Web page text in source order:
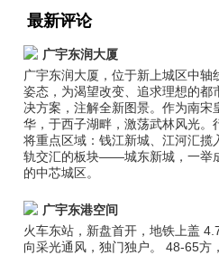
最新评论
广宇东润大厦
广宇东润大厦，位于新上城区中
姿态，为渴望改变、追求理想的都
决方案，注解全新图景。作为南宋
华，于西子湖畔，激荡武林风光。
将重点区域：钱江新城、江河汇揽
轨交汇的板块——城东新城，一举
的中芯城区。
广宇东港空间
火车东站，新盘首开，地铁上盖
向采光通风，独门独户。 48-65方